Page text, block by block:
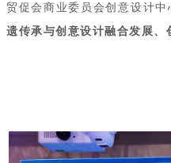
贸促会商业委员会创意设计中
遗传承与创意设计融合发展、